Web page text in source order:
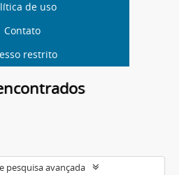
de uso
Contato
restrito
pesquisa avançada